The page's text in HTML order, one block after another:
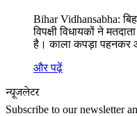
Bihar Vidhansabha:
विपक्षी विधायकों ने
है। काला कपड़ा पहनकर
और पढ़ें
न्यूजलेटर
Subscribe to our newsletter